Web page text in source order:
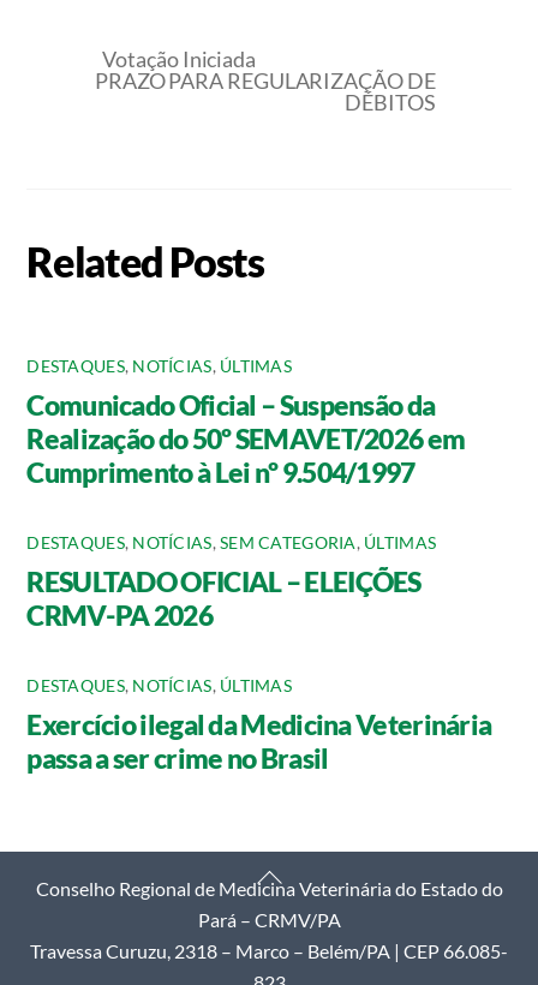
Votação Iniciada
PRAZO PARA REGULARIZAÇÃO DE
DÉBITOS
Related Posts
DESTAQUES, NOTÍCIAS, ÚLTIMAS
Comunicado Oficial – Suspensão da
Realização do 50º SEMAVET/2026 em
Cumprimento à Lei nº 9.504/1997
DESTAQUES, NOTÍCIAS,SEM CATEGORIA, ÚLTIMAS
RESULTADO OFICIAL – ELEIÇÕES
CRMV-PA 2026
DESTAQUES, NOTÍCIAS, ÚLTIMAS
Exercício ilegal da Medicina Veterinária
passa a ser crime no Brasil
Back
To
Top
Conselho Regional de Medicina Veterinária do Estado do
Pará – CRMV/PA
Travessa Curuzu, 2318 – Marco – Belém/PA | CEP 66.085-